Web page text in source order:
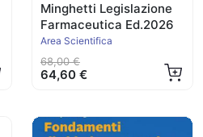
Minghetti Legislazione
Farmaceutica Ed.2026
Area Scientifica
68,00 €
64,60 €